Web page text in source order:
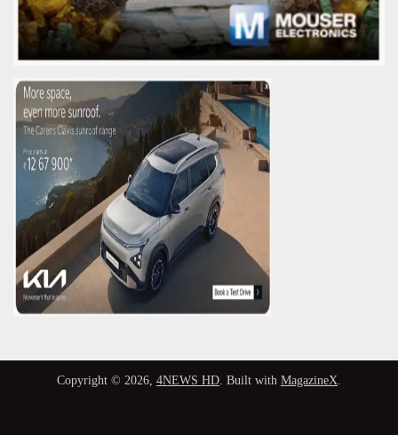
Copyright © 2026, 4NEWS HD. Built with MagazineX.